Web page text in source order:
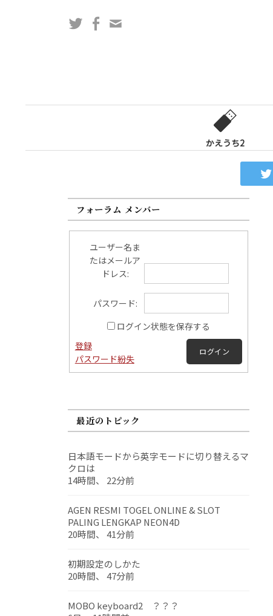
ス
TwitterFacebook
かえうち2
フォーラム メンバー
ユーザー名ま
たはメールア
ドレス:
パスワード:
ログイン状態を保存する
ログイン
登録
パスワード紛失
最近のトピック
日本語モードから英字モードに切り替えるマ
クロは
14時間、 22分前
AGEN RESMI TOGEL ONLINE & SLOT
PALING LENGKAP NEON4D
20時間、 41分前
初期設定のしかた
20時間、 47分前
MOBO keyboard2 ？？？